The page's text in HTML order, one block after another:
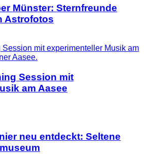
Münster: Sternfreunde
Astrofotos
Session mit
am Aasee
neu entdeckt: Seltene